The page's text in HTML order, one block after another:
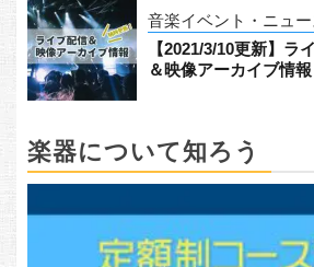
音楽イベント・ニュー
【2021/3/10更新】ラ
＆映像アーカイブ情報
楽器について知ろう